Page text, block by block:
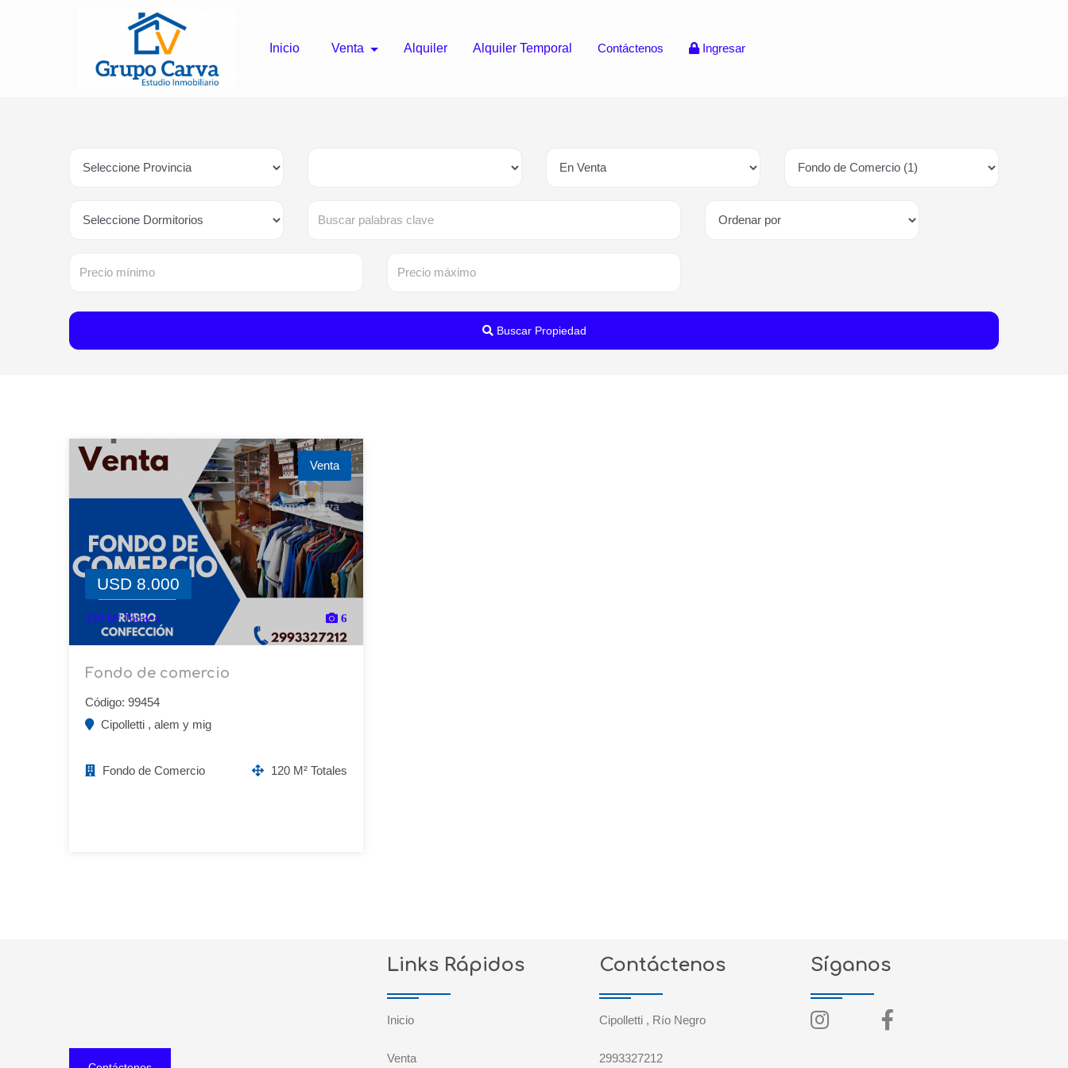
Inicio Venta Alquiler Alquiler Temporal Contáctenos Ingresar
Buscar Propiedad
Venta
USD 8.000
120 M² Totales 6
Fondo de comercio
Código: 99454
Cipolletti , alem y mig
Fondo de Comercio 120 M² Totales
Links Rápidos
Inicio
Venta
Contáctenos
Cipolletti , Río Negro
2993327212
Síganos